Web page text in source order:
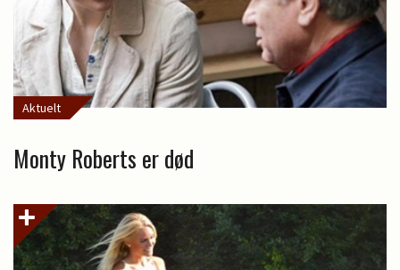
Aktuelt
Monty Roberts er død